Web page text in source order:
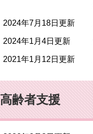
2024年7月18日更新
2024年1月4日更新
2021年1月12日更新
高齢者支援